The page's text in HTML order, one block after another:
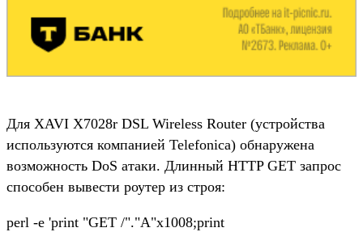
Для XAVI X7028r DSL Wireless Router (устройства
используются компанией Telefonica) обнаружена
возможность DoS атаки. Длинный HTTP GET запрос
способен вывести роутер из строя:
perl -e 'print "GET /"."A"x1008;print